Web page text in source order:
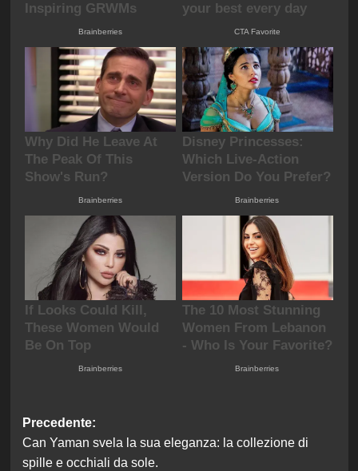
Navigazione
articolo
Precedente:
Can Yaman svela la sua eleganza: la collezione di
spille e occhiali da sole.